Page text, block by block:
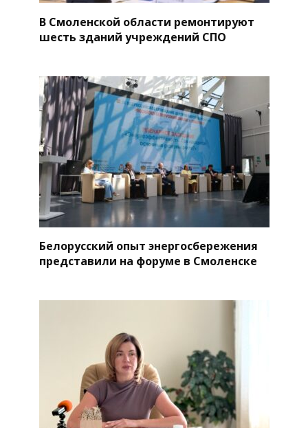
В Смоленской области ремонтируют
шесть зданий учреждений СПО
Белорусский опыт энергосбережения
представили на форуме в Смоленске